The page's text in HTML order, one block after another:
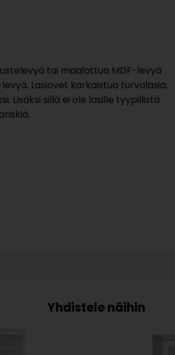
tai maalattua MDF-levyä
Lasiovet karkaistua turvalasia,
Lisäksi sillä ei ole lasille tyypillistä